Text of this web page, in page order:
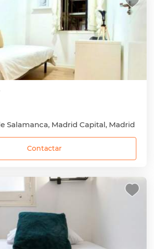
Salamanca, Madrid Capital, Madrid
Contactar